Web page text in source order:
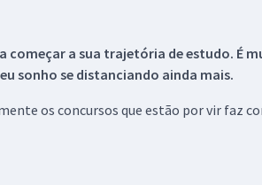
começar a sua trajetória de estudo. É
sonho se distanciando ainda mais.
os concursos que estão por vir faz